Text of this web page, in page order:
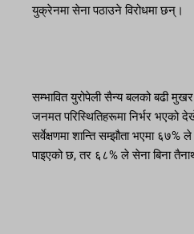
युक्रेनमा सेना पठाउने विरोधमा छन्।
सम्भावित युरोपेली सैन्य बलको बढी
जनमत परिस्थितिहरूमा निर्भर भएको
सर्वेक्षणमा शान्ति सम्झौता भएमा
पाइएको छ, तर ६८% ले सेना बिना